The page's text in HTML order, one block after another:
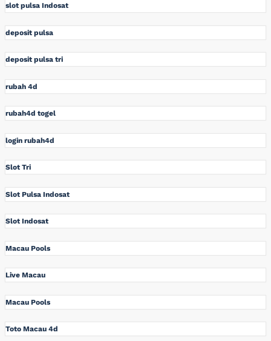
slot pulsa Indosat
deposit pulsa
deposit pulsa tri
rubah 4d
rubah4d togel
login rubah4d
Slot Tri
Slot Pulsa Indosat
Slot Indosat
Macau Pools
Live Macau
Macau Pools
Toto Macau 4d